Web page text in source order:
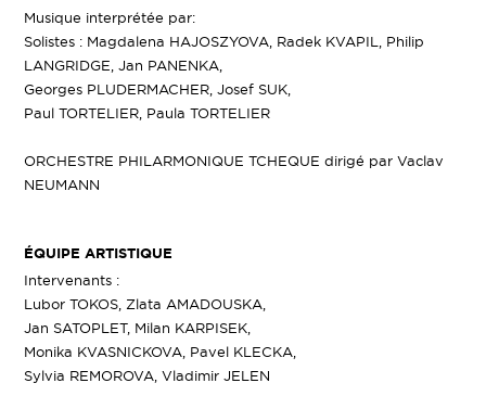
Musique interprétée par:
Solistes : Magdalena HAJOSZYOVA, Radek KVAPIL, Philip
LANGRIDGE, Jan PANENKA,
Georges PLUDERMACHER, Josef SUK,
Paul TORTELIER, Paula TORTELIER
ORCHESTRE PHILARMONIQUE TCHEQUE dirigé par Vaclav
NEUMANN
ÉQUIPE ARTISTIQUE
Intervenants :
Lubor TOKOS, Zlata AMADOUSKA,
Jan SATOPLET, Milan KARPISEK,
Monika KVASNICKOVA, Pavel KLECKA,
Sylvia REMOROVA, Vladimir JELEN